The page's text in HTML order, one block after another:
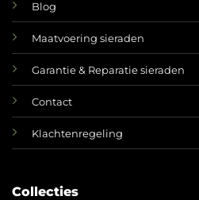
Blog
Maatvoering sieraden
Garantie & Reparatie sieraden
Contact
Klachtenregeling
Collecties